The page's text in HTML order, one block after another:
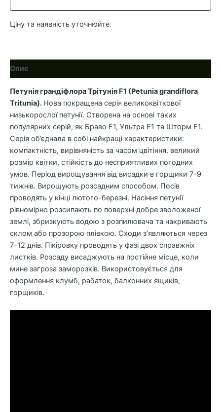
Ціну та наявність уточнюйте.
Опис
Петунія грандіфлора Трітунія F1 (Petunia grandiflora
Tritunia). Нова покращена серія великоквіткової
низькорослої петунії. Створена на основі таких
популярних серій, як Браво F1, Ультра F1 та Шторм F1.
Серія об’єднала в собі найкращі характеристики:
компактність, вирівняність за часом цвітіння, великий
розмір квітки, стійкість до несприятливих погодних
умов. Період вирощування від висадки в горщики 7-9
тижнів. Вирощують розсадним способом. Посів
проводять у кінці лютого-березні. Насіння петунії
рівномірно розсипають по поверхні добре зволоженої
землі, збризкують водою з розпилювача та накривають
склом або прозорою плівкою. Сходи з’являються через
7-12 днів. Пікіровку проводять у фазі двох справжніх
листків. Розсаду висаджують на постійне місце, коли
мине загроза заморозків. Використовується для
оформлення клумб, рабаток, балконних ящиків,
горщиків.